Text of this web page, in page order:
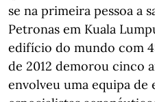
se na primeira pessoa a
Petronas em Kuala
edifício do mundo com
de 2012 demorou cinco
envolveu uma equipa de